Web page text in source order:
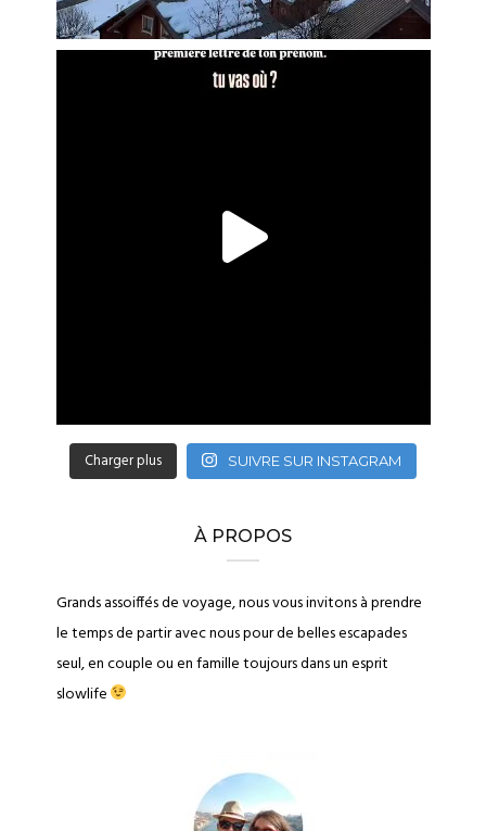
Charger plus SUIVRE SUR INSTAGRAM
À PROPOS
Grands assoiffés de voyage, nous vous invitons à prendre
le temps de partir avec nous pour de belles escapades
seul, en couple ou en famille toujours dans un esprit
slowlife